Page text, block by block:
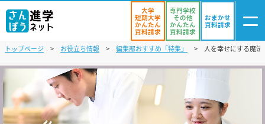
ログイン
・登録
学校を探す
大学
短期大学
かんたん
資料請求
専門学校
その他
かんたん
資料請求
おまかせ
資料請求
トップページ お役立ち情報 編集部おすすめ「特集」 人を幸せにする魔